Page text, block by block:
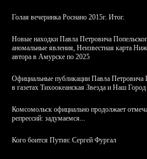
Голая вечеринка Роснано 2015г. Итог.
Новые находки Павла Петровича
аномальные явления, Неизвестная карта
автора в Амурске по 2025
Официальные публикации Павла Петровича
в газетах Тихоокеанская Звезда и Наш
Комсомольск официально продолжает
репрессий: задумаемся...
Кого боится Путин: Сергей Фургал